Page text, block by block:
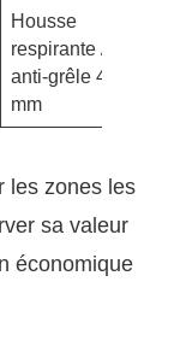
Housse
respirante /
anti-grêle 4
mm
les zones les
sa valeur
économique